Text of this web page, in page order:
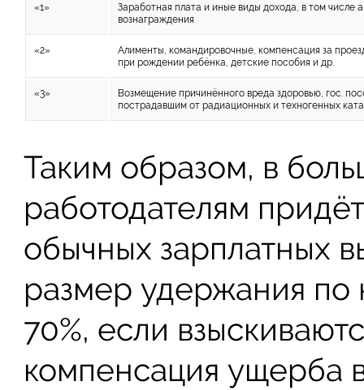
«1»
Заработная плата и иные виды дохода, в том числе
вознаграждения
«2»
Алименты, командировочные, компенсация за
при рождении ребёнка, детские пособия и др.
«3»
Возмещение причинённого вреда здоровью, гос.
пострадавшим от радиационных и техногенных
Таким образом, в
работодателям
обычных зарплатных
размер удержания по
70%, если
компенсация ущерба